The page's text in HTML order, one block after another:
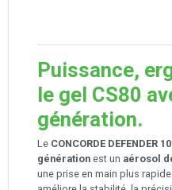
Puissance,
le gel CS80
génération.
Le CONCORDE DEFENDER
génération est un aérosol
une prise en main plus